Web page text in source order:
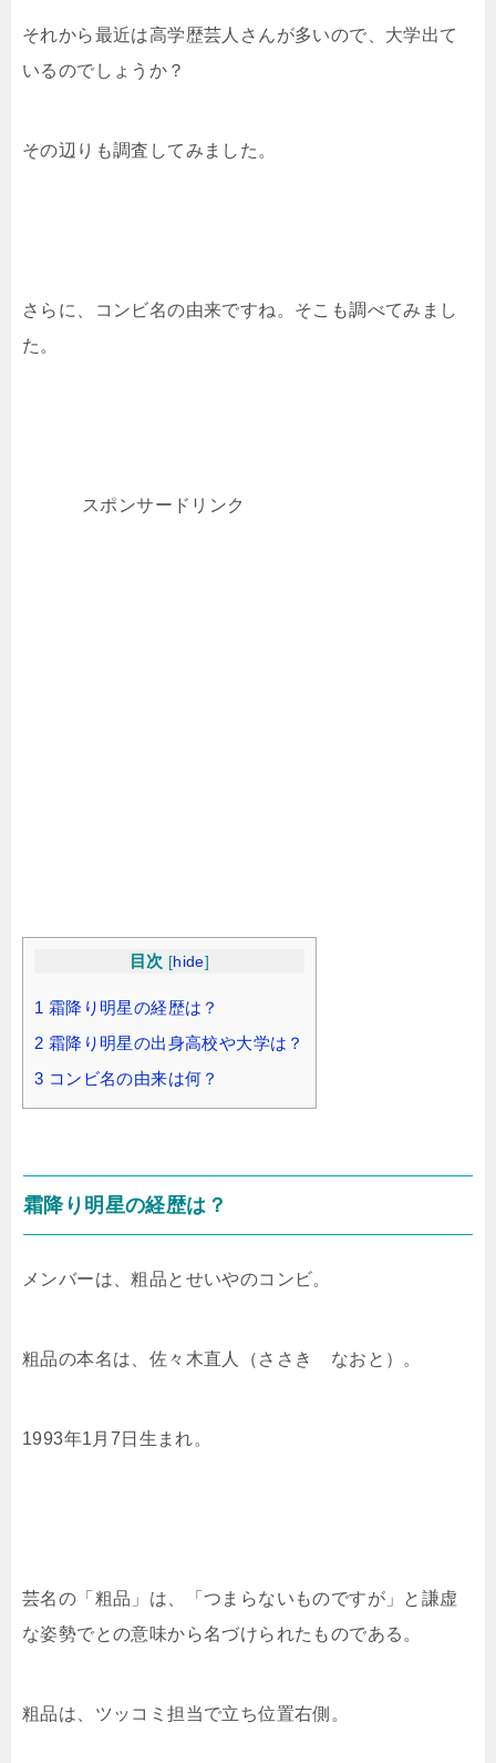
それから最近は高学歴芸人さんが多いので、大学出て
いるのでしょうか？
その辺りも調査してみました。
さらに、コンビ名の由来ですね。そこも調べてみまし
た。
スポンサードリンク
目次 [hide]
1 霜降り明星の経歴は？
2 霜降り明星の出身高校や大学は？
3 コンビ名の由来は何？
霜降り明星の経歴は？
メンバーは、粗品とせいやのコンビ。
粗品の本名は、佐々木直人（ささき なおと）。
1993年1月7日生まれ。
芸名の「粗品」は、「つまらないものですが」と謙虚
な姿勢でとの意味から名づけられたものである。
粗品は、ツッコミ担当で立ち位置右側。